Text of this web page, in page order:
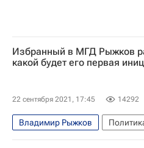
Избранный в МГД Рыжков
какой будет его первая
22 сентября 2021, 17:45 14292
Владимир Рыжков
Московская городская дума